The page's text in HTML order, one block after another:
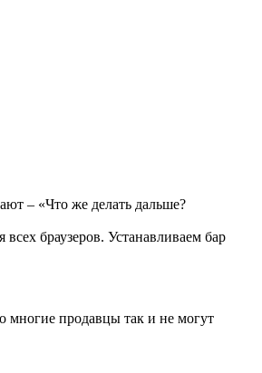
– «Что же делать дальше?
браузеров. Устанавливаем бар
многие продавцы так и не могут